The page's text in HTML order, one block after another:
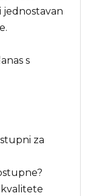
s
za